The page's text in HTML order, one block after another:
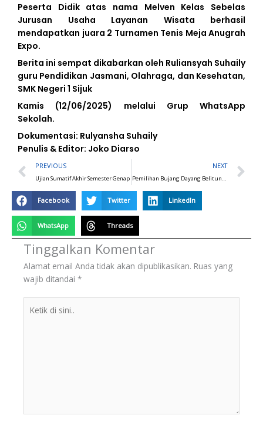
Peserta Didik atas nama Melven Kelas Sebelas
Jurusan Usaha Layanan Wisata berhasil
mendapatkan juara 2 Turnamen Tenis Meja Anugrah
Expo.
Berita ini sempat dikabarkan oleh Ruliansyah Suhaily
guru Pendidikan Jasmani, Olahraga, dan Kesehatan,
SMK Negeri 1 Sijuk
Kamis (12/06/2025) melalui Grup WhatsApp
Sekolah.
Dokumentasi: Rulyansha Suhaily
Penulis & Editor: Joko Diarso
Prev
PREVIOUS
Ujian Sumatif Akhir Semester Genap
NEXT
Facebook Twitter LinkedIn
WhatsApp Threads
Tinggalkan Komentar
Alamat email Anda tidak akan dipublikasikan. Ruas yang
wajib ditandai *